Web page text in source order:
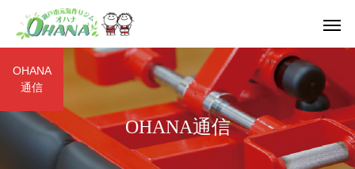
OHANA通信
OHANA
通信